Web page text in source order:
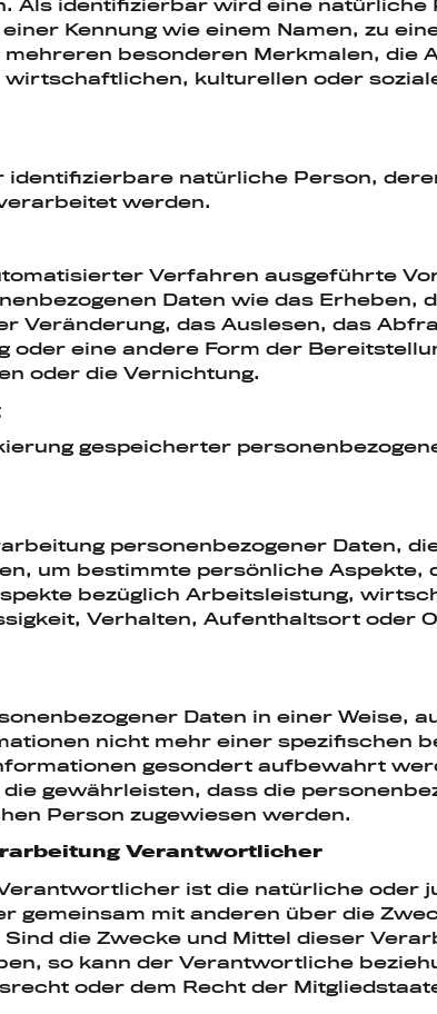
Als identifizierbar wird eine
Kennung wie einem Namen, zu
besonderen Merkmalen, die
kulturellen oder
natürliche Person,
werden.
Verfahren ausgeführte
Daten wie das Erheben,
Veränderung, das Auslesen, das
eine andere Form der
oder die Vernichtung.
gespeicherter
personenbezogener Daten,
um bestimmte persönliche Aspekte,
bezüglich Arbeitsleistung,
Verhalten, Aufenthaltsort oder
Daten in einer Weise,
nicht mehr einer spezifischen
gesondert aufbewahrt
gewährleisten, dass die
Person zugewiesen werden.
Verantwortlicher
ist die natürliche oder
gemeinsam mit anderen über die
die Zwecke und Mittel dieser
so kann der Verantwortliche
oder dem Recht der